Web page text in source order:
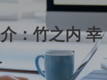
：竹之内 幸